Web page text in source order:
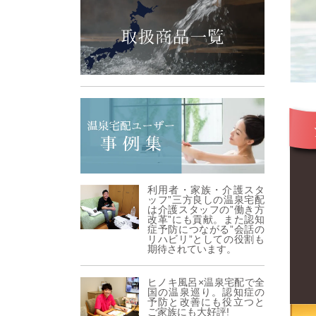
利用者・家族・介護スタ
ッフ”三方良しの温泉宅配
は介護スタッフの”働き方
改革”にも貢献。また認知
症予防につながる”会話の
リハビリ”としての役割も
期待されています。
ヒノキ風呂×温泉宅配で全
国の温泉巡り。認知症の
予防と改善にも役立つと
ご家族にも大好評!